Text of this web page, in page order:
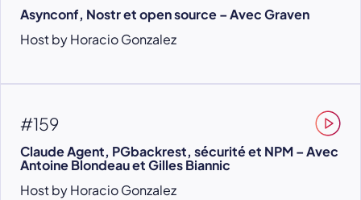
Asynconf, Nostr et open source – Avec Graven
Host by Horacio Gonzalez
#159
Claude Agent, PGbackrest, sécurité et NPM – Avec
Antoine Blondeau et Gilles Biannic
Host by Horacio Gonzalez